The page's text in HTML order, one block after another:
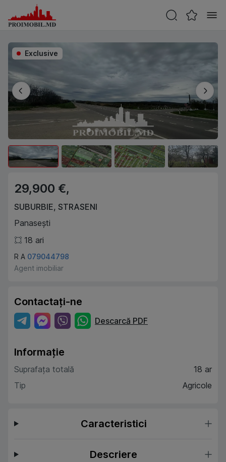
Exclusive
29,900 €,
SUBURBIE, STRASENI
Panasești
18 ari
R A 079044798
Agent imobiliar
Contactați-ne
Descarcă PDF
Informație
Suprafața totală
18 ar
Tip
Agricole
Caracteristici
Descriere